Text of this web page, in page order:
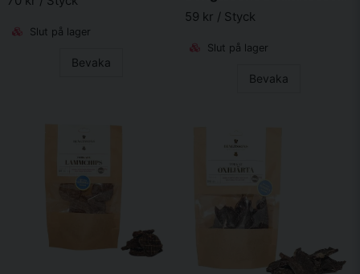
Skicka fråga
Slut på lager
Bevaka
59 kr / Styck
Slut på lager
Bevaka